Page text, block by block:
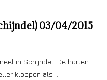
03/04/2015
in Schijndel. De harten
kloppen als …